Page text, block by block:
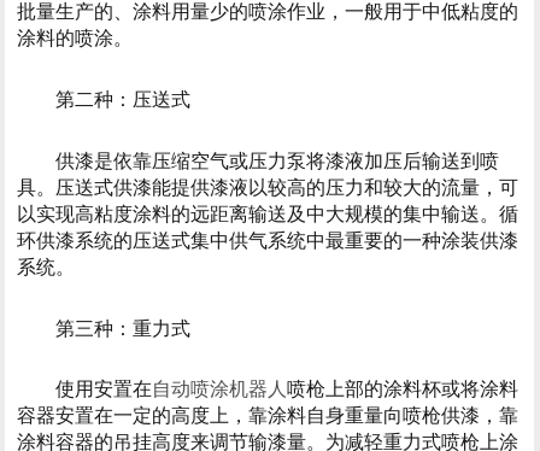
批量生产的、涂料用量少的喷涂作业，一般用于中低粘度的
涂料的喷涂。
第二种：压送式
供漆是依靠压缩空气或压力泵将漆液加压后输送到喷
具。压送式供漆能提供漆液以较高的压力和较大的流量，可
以实现高粘度涂料的远距离输送及中大规模的集中输送。循
环供漆系统的压送式集中供气系统中最重要的一种涂装供漆
系统。
第三种：重力式
使用安置在自动喷涂机器人 喷枪上部的涂料杯或将涂料
容器安置在一定的高度上，靠涂料自身重量向喷枪供漆，靠
涂料容器的吊挂高度来调节输漆量。为减轻重力式喷枪上涂